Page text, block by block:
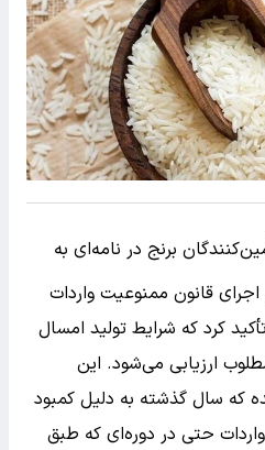
برنج در نامه‌ای به
قانون ممنوعیت واردات
کرد که شرایط تولید امسال
ارزیابی می‌شود. این
که سال گذشته به دلیل کمبود
حتی در دوره‌ای که طبق